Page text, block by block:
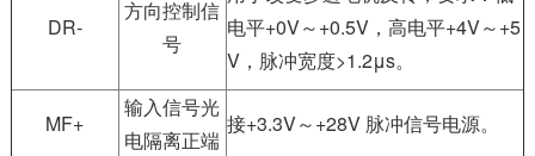
DR-
方向控制信
号
电平+0V～+0.5V，高电平+4V～+5
V，脉冲宽度>1.2μs。
MF+
输入信号光
电隔离正端
接+3.3V～+28V 脉冲信号电源。